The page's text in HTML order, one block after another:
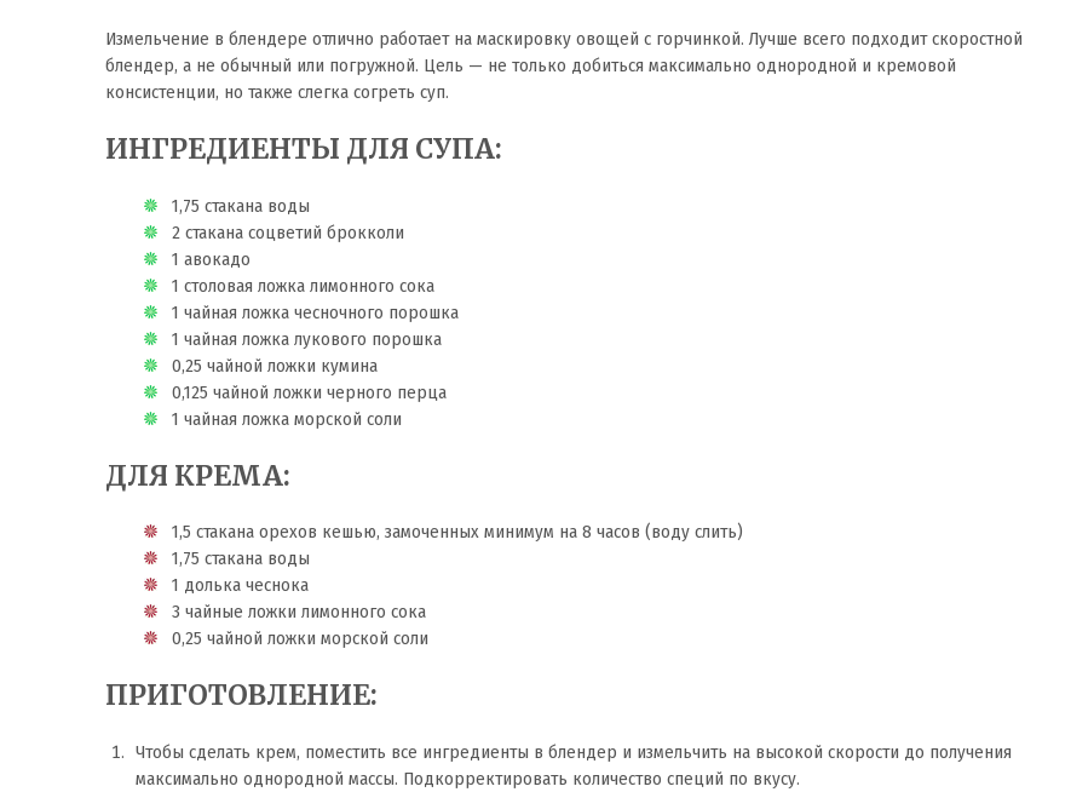
Измельчение в блендере отлично работает на маскировку овощей с горчинкой. Лучше всего подходит скоростной
блендер, а не обычный или погружной. Цель — не только добиться максимально однородной и кремовой
консистенции, но также слегка согреть суп.
ИНГРЕДИЕНТЫ ДЛЯ СУПА:
1,75 стакана воды
2 стакана соцветий брокколи
1 авокадо
1 столовая ложка лимонного сока
1 чайная ложка чесночного порошка
1 чайная ложка лукового порошка
0,25 чайной ложки кумина
0,125 чайной ложки черного перца
1 чайная ложка морской соли
ДЛЯ КРЕМА:
1,5 стакана орехов кешью, замоченных минимум на 8 часов (воду слить)
1,75 стакана воды
1 долька чеснока
3 чайные ложки лимонного сока
0,25 чайной ложки морской соли
ПРИГОТОВЛЕНИЕ:
Чтобы сделать крем, поместить все ингредиенты в блендер и измельчить на высокой скорости до получения
максимально однородной массы. Подкорректировать количество специй по вкусу.